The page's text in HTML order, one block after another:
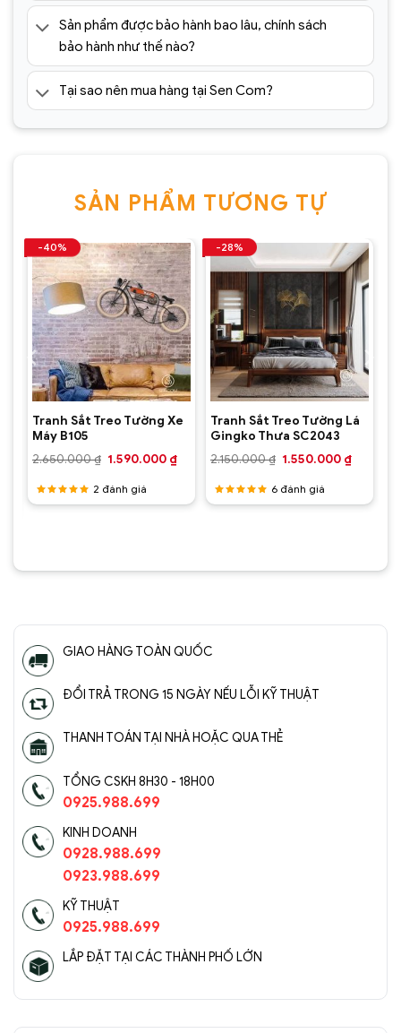
Lưu ý: Đơn hàng sẽ chỉ được gửi đi sau khi có xác
nhận của tổng đài viên trong vòng 2 tiếng. Quý
khách vui lòng giữ điện thoại
» Tham khảo 1001+ mẫutranh sắt treo tường nghệ
thuật trang trí cao cấp đang khuyến mãi tại:
https://sencom.vn/category/tranh-sat-treo-tuong
Sản phẩm được bảo hành bao lâu, chính sách
bảo hành như thế nào?
Tại sao nên mua hàng tại Sen Com?
SẢN PHẨM TƯƠNG TỰ
-40%
Tranh Sắt Treo Tường Xe
Máy B105
2.650.000₫ Giá
2.650.000 ₫.
1.590.000 ₫Giá
1.590.000 ₫.
Được
2 đánh giá
-28%
Tranh Sắt Treo Tường Lá
Gingko Thưa SC2043
2.150.000₫ Giá
2.150.000 ₫.
1.550.000 ₫Giá
Được
6 đánh giá
GIAO HÀNG TOÀN QUỐC
ĐỔI TRẢ TRONG 15 NGÀY NẾU LỖI KỸ THUẬT
THANH TOÁN TẠI NHÀ HOẶC QUA THẺ
TỔNG CSKH 8H30 - 18H00
0925.988.699
KINH DOANH
0928.988.699
0923.988.699
KỸ THUẬT
0925.988.699
LẮP ĐẶT TẠI CÁC THÀNH PHỐ LỚN